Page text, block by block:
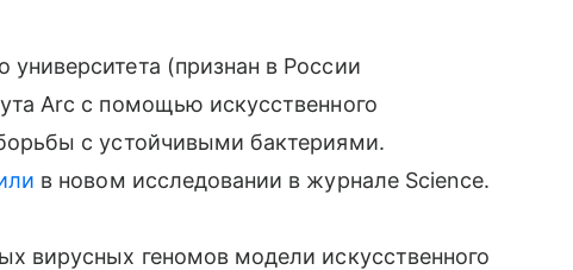
(признан в России
Arc с помощью искусственного
с устойчивыми бактериями.
в новом исследовании в журнале Science.
вирусных геномов модели искусственного